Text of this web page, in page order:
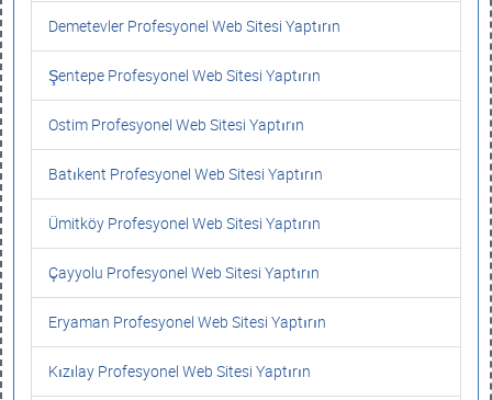
Demetevler Profesyonel Web Sitesi Yaptırın
Şentepe Profesyonel Web Sitesi Yaptırın
Ostim Profesyonel Web Sitesi Yaptırın
Batıkent Profesyonel Web Sitesi Yaptırın
Ümitköy Profesyonel Web Sitesi Yaptırın
Çayyolu Profesyonel Web Sitesi Yaptırın
Eryaman Profesyonel Web Sitesi Yaptırın
Kızılay Profesyonel Web Sitesi Yaptırın